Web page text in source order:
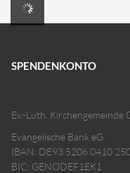
SPENDENKONTO
Ev.-Luth. Kirchengemeinde
Evangelische Bank eG
IBAN: DE93 5206 0410
BIC: GENODEF1EK1